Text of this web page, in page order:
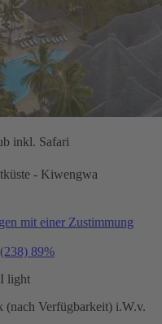
inkl. Safari
- Kiwengwa
mit einer Zustimmung
(238) 89%
light
Verfügbarkeit) i.W.v.